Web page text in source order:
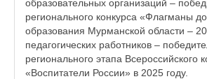
образовательных организаций –
регионального конкурса «Флагманы
образования Мурманской области –
педагогических работников –
регионального этапа Всероссийского
«Воспитатели России» в 2025 году.